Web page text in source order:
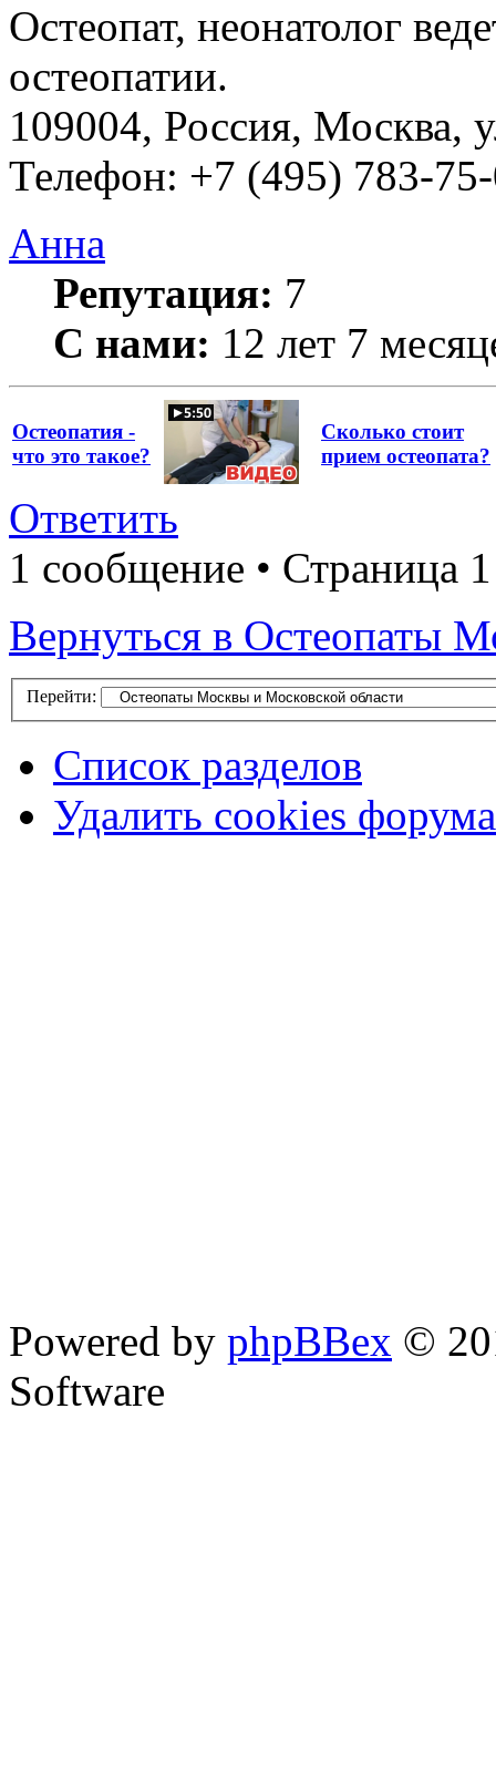
Остеопат, неонатолог
остеопатии.
109004, Россия, Москва,
Телефон: +7 (495) 783-
Анна
Репутация: 7
С нами: 12 лет 7
Остеопатия -
что это такое?
Сколько стоит
прием остеопата?
Ответить
1 сообщение • Страница
Вернуться в Остеопаты
Перейти:
Список разделов
Удалить cookies форума
Powered by phpBBex ©
Software